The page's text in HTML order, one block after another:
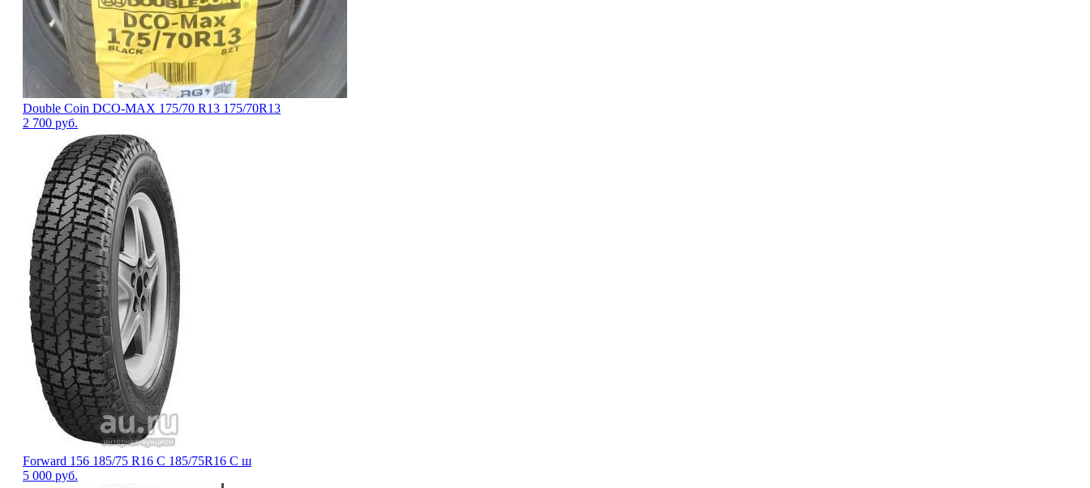
Double Coin DCO-MAX 175/70 R13 175/70R13
2 700 руб.
Forward 156 185/75 R16 C 185/75R16 C ш
5 000 руб.